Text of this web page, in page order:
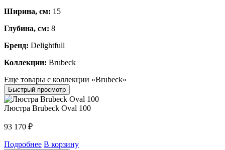
Ширина, см: 15
Глубина, см: 8
Бренд: Delightfull
Коллекции: Brubeck
Еще товары с коллекции «Brubeck»
Быстрый просмотр
Люстра Brubeck Oval 100
93 170 ₽
Подробнее В корзину